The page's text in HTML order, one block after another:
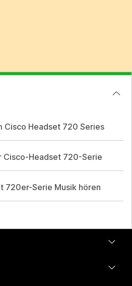
Cisco Headset 720 Series
Cisco-Headset 720-Serie
720er-Serie Musik hören